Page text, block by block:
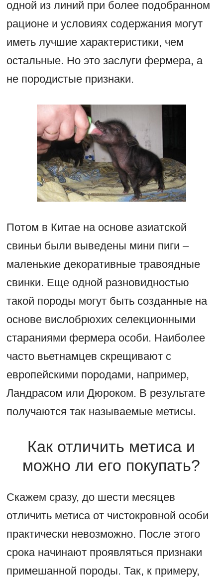
одной из линий при более подобранном
рационе и условиях содержания могут
иметь лучшие характеристики, чем
остальные. Но это заслуги фермера, а
не породистые признаки.
Потом в Китае на основе азиатской
свиньи были выведены мини пиги –
маленькие декоративные травоядные
свинки. Еще одной разновидностью
такой породы могут быть созданные на
основе вислобрюхих селекционными
стараниями фермера особи. Наиболее
часто вьетнамцев скрещивают с
европейскими породами, например,
Ландрасом или Дюроком. В результате
получаются так называемые метисы.
Как отличить метиса и
можно ли его покупать?
Скажем сразу, до шести месяцев
отличить метиса от чистокровной особи
практически невозможно. После этого
срока начинают проявляться признаки
примешанной породы. Так, к примеру,